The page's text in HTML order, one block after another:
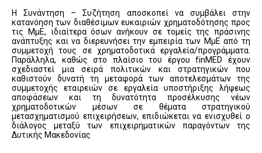
Η Συνάντηση – Συζήτηση αποσκοπεί να συμβάλει στην
κατανόηση των διαθέσιμων ευκαιριών χρηματοδότησης προς
τις ΜμΕ, ιδιαίτερα όσων ανήκουν σε τομείς της πράσινης
ανάπτυξης και να διερευνήσει την εμπειρία των ΜμΕ από τη
συμμετοχή τους σε χρηματοδοτικά εργαλεία/προγράμματα.
Παράλληλα, καθώς στο πλαίσιο του έργου finMED έχουν
σχεδιαστεί μια σειρά πολιτικών και στρατηγικών που
καθιστούν δυνατή τη μεταφορά των αποτελεσμάτων της
συμμετοχής εταιρειών σε εργαλεία υποστήριξης λήψεως
αποφάσεων και τη δυνατότητα προσέλκυσης νέων
χρηματοδοτικών μέσων σε θέματα στρατηγικού
μετασχηματισμού επιχειρήσεων, επιδιώκεται να ενισχυθεί ο
διάλογος μεταξύ των επιχειρηματικών παραγόντων της
Δυτικής Μακεδονίας